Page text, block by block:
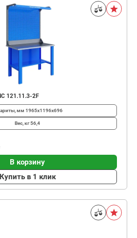
121.11.3-2F
мм 1965x1196x696
Вес, кг56,4
В корзину
Купить в 1 клик